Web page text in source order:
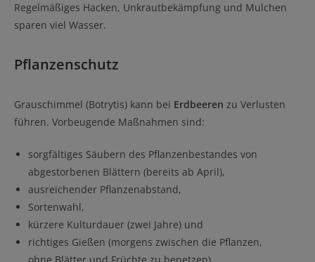
Regelmäßiges Hacken, Unkrautbekämpfung und Mulchen
sparen viel Wasser.
Pflanzenschutz
Grauschimmel (Botrytis) kann bei Erdbeeren zu Verlusten
führen. Vorbeugende Maßnahmen sind:
sorgfältiges Säubern des Pflanzenbestandes von
abgestorbenen Blättern (bereits ab April),
ausreichender Pflanzenabstand,
Sortenwahl,
kürzere Kulturdauer (zwei Jahre) und
richtiges Gießen (morgens zwischen die Pflanzen,